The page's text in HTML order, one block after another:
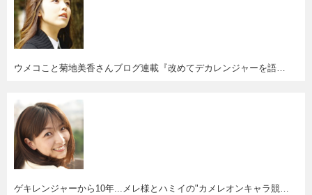
ウメコこと菊地美香さんブログ連載『改めてデカレンジャーを語ってみる』スタート。
ゲキレンジャーから10年...メレ様とハミイの"カメレオンキャラ競演"が見たい！